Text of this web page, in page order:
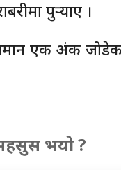
पुर्‍याए ।
एक अंक
भयो ?